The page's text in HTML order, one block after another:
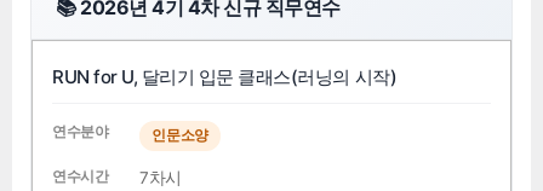
📚 2026년 4기 4차 신규 직무연수
RUN for U, 달리기 입문 클래스(러닝의 시작)
인문소양
7차시